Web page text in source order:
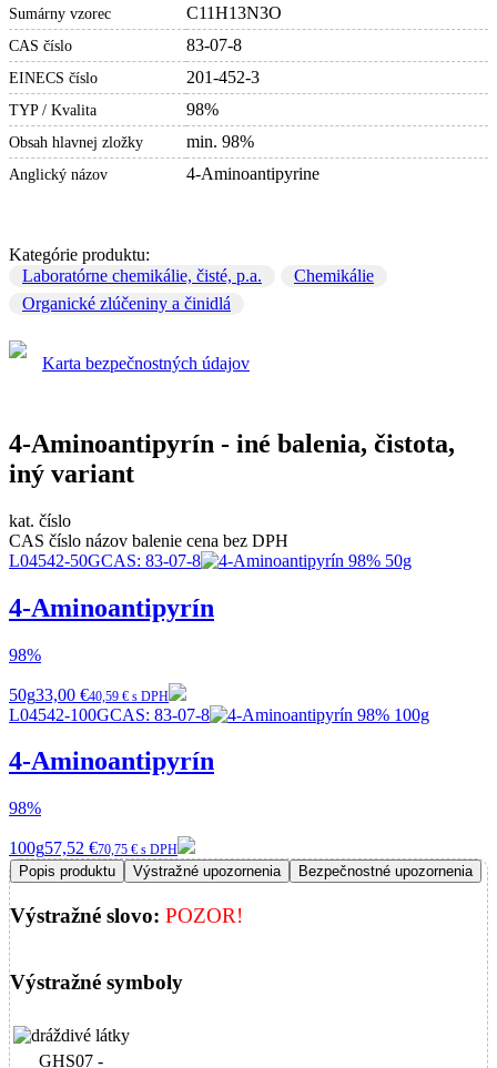
Sumárny vzorec C11H13N3O
CAS číslo 83-07-8
EINECS číslo 201-452-3
TYP / Kvalita 98%
Obsah hlavnej zložky min. 98%
Anglický názov 4-Aminoantipyrine
Kategórie produktu:
Laboratórne chemikálie, čisté, p.a.
Chemikálie
Organické zlúčeniny a činidlá
Karta bezpečnostných údajov
4-Aminoantipyrín - iné balenia, čistota,
iný variant
kat. číslo
CAS číslo názov balenie cena bez DPH
L04542-50GCAS: 83-07-8
4-Aminoantipyrín
98%
50g33,00 €40,59 € s DPH
L04542-100GCAS: 83-07-8
4-Aminoantipyrín
98%
100g57,52 €70,75 € s DPH
Popis produktu Výstražné upozornenia Bezpečnostné upozornenia
Výstražné slovo: POZOR!
Výstražné symboly
GHS07 -